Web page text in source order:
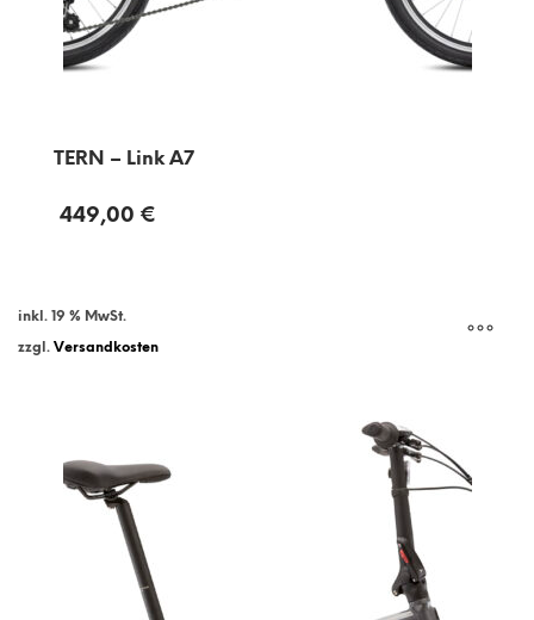
TERN – Link A7
449,00 €
inkl. 19 % MwSt.
zzgl. Versandkosten